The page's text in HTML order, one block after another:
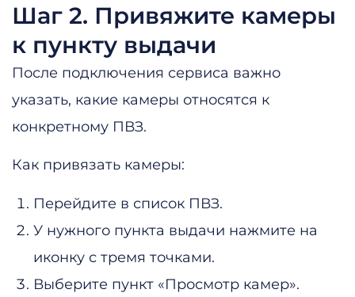
Шаг 2. Привяжите камеры
к пункту выдачи
После подключения сервиса важно
указать, какие камеры относятся к
конкретному ПВЗ.
Как привязать камеры:
Перейдите в список ПВЗ.
У нужного пункта выдачи нажмите на
иконку с тремя точками.
Выберите пункт «Просмотр камер».